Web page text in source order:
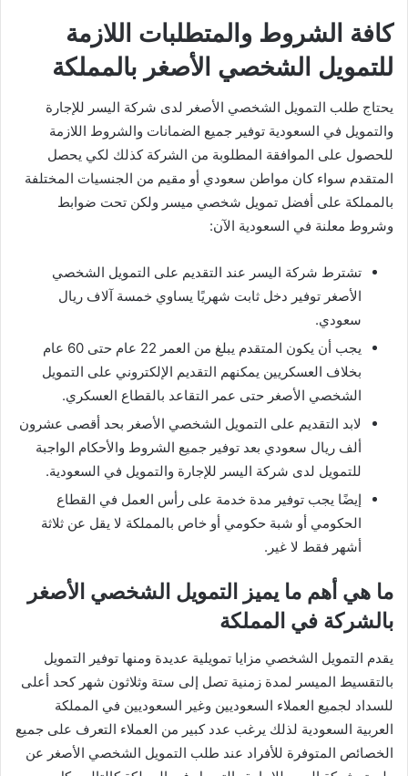
كافة الشروط والمتطلبات اللازمة
للتمويل الشخصي الأصغر بالمملكة
يحتاج طلب التمويل الشخصي الأصغر لدى شركة اليسر للإجارة
والتمويل في السعودية توفير جميع الضمانات والشروط اللازمة
للحصول على الموافقة المطلوبة من الشركة كذلك لكي يحصل
المتقدم سواء كان مواطن سعودي أو مقيم من الجنسيات المختلفة
بالمملكة على أفضل تمويل شخصي ميسر ولكن تحت ضوابط
وشروط معلنة في السعودية الآن:
تشترط شركة اليسر عند التقديم على التمويل الشخصي
الأصغر توفير دخل ثابت شهريًا يساوي خمسة آلاف ريال
سعودي.
يجب أن يكون المتقدم يبلغ من العمر 22 عام حتى 60 عام
بخلاف العسكريين يمكنهم التقديم الإلكتروني على التمويل
الشخصي الأصغر حتى عمر التقاعد بالقطاع العسكري.
لابد التقديم على التمويل الشخصي الأصغر بحد أقصى عشرون
ألف ريال سعودي بعد توفير جميع الشروط والأحكام الواجبة
للتمويل لدى شركة اليسر للإجارة والتمويل في السعودية.
إيضًا يجب توفير مدة خدمة على رأس العمل في القطاع
الحكومي أو شبة حكومي أو خاص بالمملكة لا يقل عن ثلاثة
أشهر فقط لا غير.
ما هي أهم ما يميز التمويل الشخصي الأصغر
بالشركة في المملكة
يقدم التمويل الشخصي مزايا تمويلية عديدة ومنها توفير التمويل
بالتقسيط الميسر لمدة زمنية تصل إلى ستة وثلاثون شهر كحد أعلى
للسداد لجميع العملاء السعوديين وغير السعوديين في المملكة
العربية السعودية لذلك يرغب عدد كبير من العملاء التعرف على جميع
الخصائص المتوفرة للأفراد عند طلب التمويل الشخصي الأصغر عن